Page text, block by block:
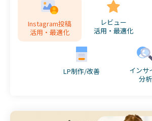
Instagram投稿
活用・最適化
レビュー
活用・最適化
LP制作/改善
インサ
分析